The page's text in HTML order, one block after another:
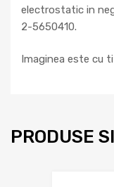
electrostatic in
2-5650410.
Imaginea este cu
PRODUSE